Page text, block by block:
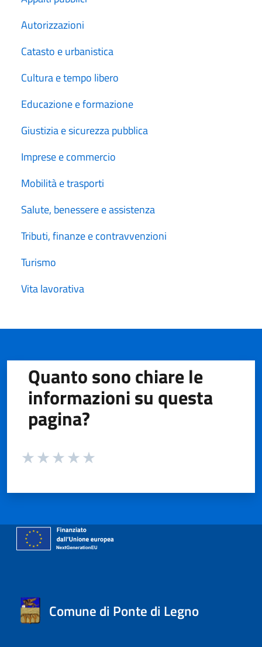
Autorizzazioni
Catasto e urbanistica
Cultura e tempo libero
Educazione e formazione
Giustizia e sicurezza pubblica
Imprese e commercio
Mobilità e trasporti
Salute, benessere e assistenza
Tributi, finanze e contravvenzioni
Turismo
Vita lavorativa
Quanto sono chiare le
informazioni su questa
pagina?
Valuta da 1 a 5 stelle la pagina
Comune di Ponte di Legno